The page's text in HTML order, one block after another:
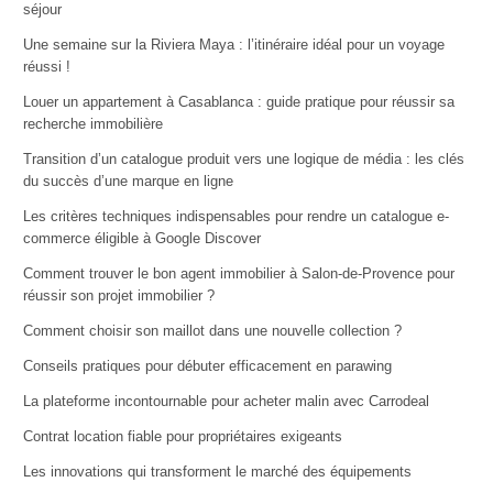
séjour
Une semaine sur la Riviera Maya : l’itinéraire idéal pour un voyage
réussi !
Louer un appartement à Casablanca : guide pratique pour réussir sa
recherche immobilière
Transition d’un catalogue produit vers une logique de média : les clés
du succès d’une marque en ligne
Les critères techniques indispensables pour rendre un catalogue e-
commerce éligible à Google Discover
Comment trouver le bon agent immobilier à Salon-de-Provence pour
réussir son projet immobilier ?
Comment choisir son maillot dans une nouvelle collection ?
Conseils pratiques pour débuter efficacement en parawing
La plateforme incontournable pour acheter malin avec Carrodeal
Contrat location fiable pour propriétaires exigeants
Les innovations qui transforment le marché des équipements